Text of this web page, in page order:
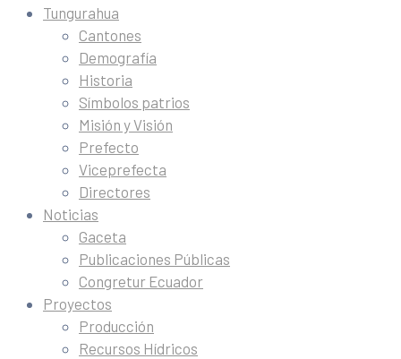
Tungurahua
Cantones
Demografía
Historia
Símbolos patrios
Misión y Visión
Prefecto
Viceprefecta
Directores
Noticias
Gaceta
Publicaciones Públicas
Congretur Ecuador
Proyectos
Producción
Recursos Hídricos